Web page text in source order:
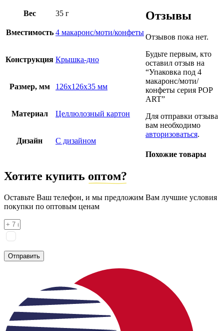
Вес 35 г
Вместимость 4 макаронс/моти/конфеты
Конструкция Крышка-дно
Размер, мм 126х126х35 мм
Материал Целлюлозный картон
Дизайн С дизайном
Отзывы
Отзывов пока нет.
Будьте первым, кто
оставил отзыв на
“Упаковка под 4
макаронс/моти/
конфеты серия POP
ART”
Для отправки отзыва
вам необходимо
авторизоваться.
Похожие товары
Хотите купить оптом?
Оставьте Ваш телефон, и мы предложим Вам лучшие условия
покупки по оптовым ценам
Отправить